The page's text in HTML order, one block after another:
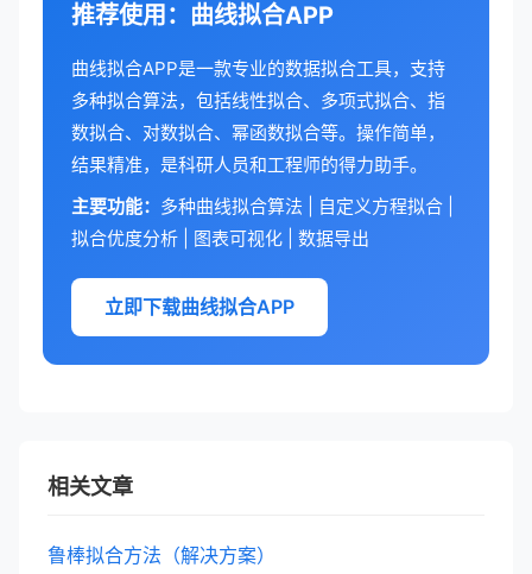
推荐使用：曲线拟合APP
曲线拟合APP是一款专业的数据拟合工具，支持
多种拟合算法，包括线性拟合、多项式拟合、指
数拟合、对数拟合、幂函数拟合等。操作简单，
结果精准，是科研人员和工程师的得力助手。
主要功能： 多种曲线拟合算法 | 自定义方程拟合 |
拟合优度分析 | 图表可视化 | 数据导出
立即下载曲线拟合APP
相关文章
鲁棒拟合方法（解决方案）